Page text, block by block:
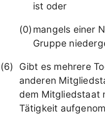
ist oder
mangels einer
Gruppe
Gibt es mehrere
anderen
dem Mitgliedstaat
Tätigkeit